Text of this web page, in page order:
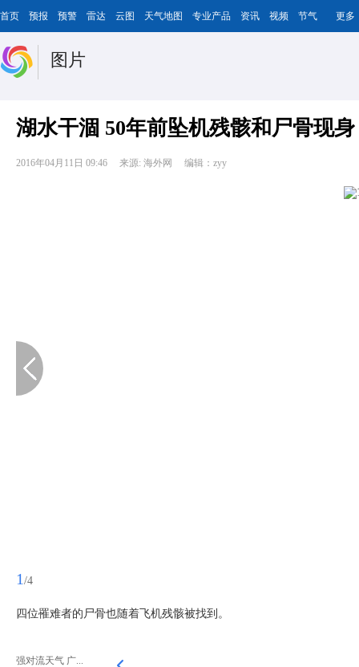
首页 预报 预警 雷达 云图 天气地图 专业产品 资讯 视频 节气 更多
图片
湖水干涸 50年前坠机残骸和尸骨现身
2016年04月11日 09:46 来源: 海外网 编辑：zyy
1 /4
四位罹难者的尸骨也随着飞机残骸被找到。
强对流天气 广...